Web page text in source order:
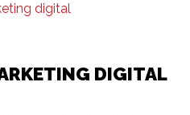
digital
DIGITAL